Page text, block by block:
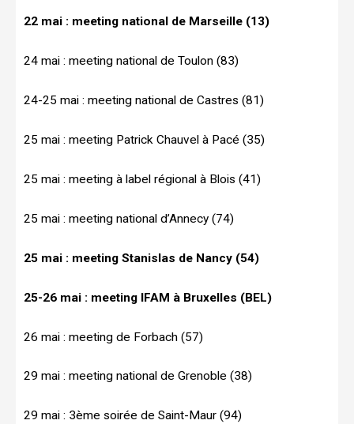
22 mai : meeting national de Marseille (13)
24 mai : meeting national de Toulon (83)
24-25 mai : meeting national de Castres (81)
25 mai : meeting Patrick Chauvel à Pacé (35)
25 mai : meeting à label régional à Blois (41)
25 mai : meeting national d’Annecy (74)
25 mai : meeting Stanislas de Nancy (54)
25-26 mai : meeting IFAM à Bruxelles (BEL)
26 mai : meeting de Forbach (57)
29 mai : meeting national de Grenoble (38)
29 mai : 3ème soirée de Saint-Maur (94)